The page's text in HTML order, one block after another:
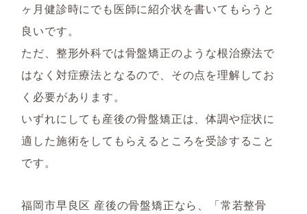
ヶ月健診時にでも医師に紹介状を書いてもらうと
良いです。
ただ、整形外科では骨盤矯正のような根治療法で
はなく対症療法となるので、その点を理解してお
く必要があります。
いずれにしても産後の骨盤矯正は、体調や症状に
適した施術をしてもらえるところを受診すること
です。
福岡市早良区 産後の骨盤矯正なら、「常若整骨